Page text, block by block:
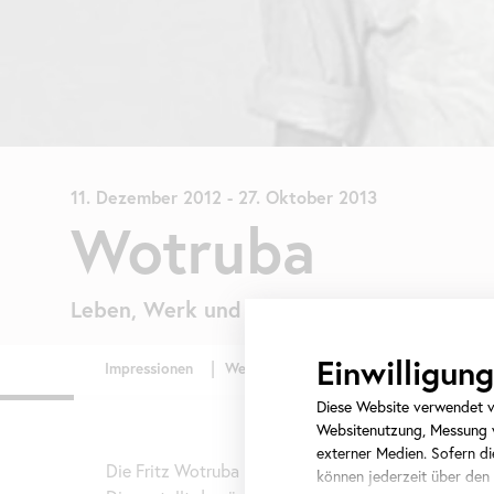
11. Dezember 2012 - 27. Oktober 2013
Wotruba
Leben, Werk und Wirkung
Die Fritz Wotruba Privatstiftung zeigt die
Diese Website verwendet
Websitenutzung,
externer Medien. Sofern
können jederzeit über